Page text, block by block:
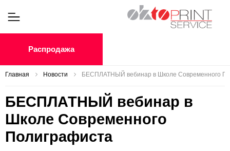
Распродажа
Главная Новости БЕСПЛАТНЫЙ вебинар в Школе Современного
БЕСПЛАТНЫЙ вебинар в
Школе Современного
Полиграфиста